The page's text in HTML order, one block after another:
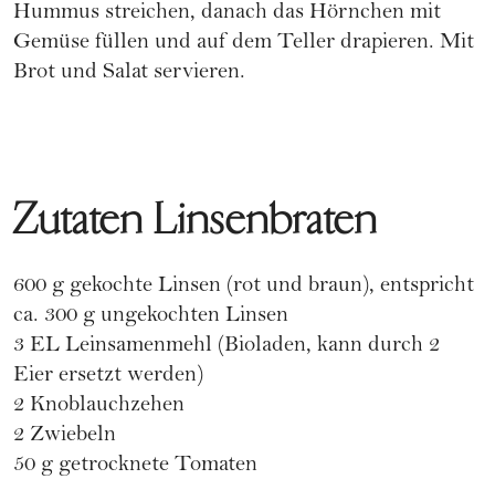
Hummus streichen, danach das Hörnchen mit
Gemüse füllen und auf dem Teller drapieren. Mit
Brot und Salat servieren.
Zutaten Linsenbraten
600 g gekochte Linsen (rot und braun), entspricht
ca. 300 g ungekochten Linsen
3 EL Leinsamenmehl (Bioladen, kann durch 2
Eier ersetzt werden)
2 Knoblauchzehen
2 Zwiebeln
50 g getrocknete Tomaten